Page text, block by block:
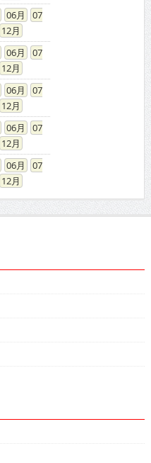
06
07
12
06
07
12
06
07
12
06
07
12
06
07
12